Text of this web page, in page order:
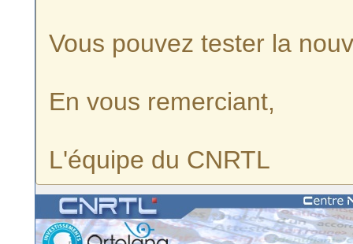
Vous pouvez tester la
En vous remerciant,
L'équipe du CNRTL